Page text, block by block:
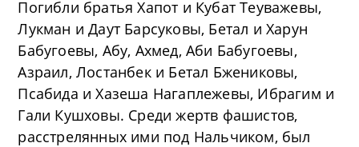
Погибли братья Хапот и Кубат Теуважевы,
Лукман и Даут Барсуковы, Бетал и Харун
Бабугоевы, Абу, Ахмед, Аби Бабугоевы,
Азраил, Лостанбек и Бетал Бжениковы,
Псабида и Хазеша Нагаплежевы, Ибрагим и
Гали Кушховы. Среди жертв фашистов,
расстрелянных ими под Нальчиком, был